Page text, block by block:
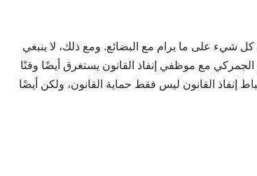
كل شيء على ما يرام مع البضائع. ومع ذلك، لا ينبغي
مع موظفي إنفاذ القانون يستغرق أيضًا وقتًا
إنفاذ القانون ليس فقط حماية القانون، ولكن أيضًا